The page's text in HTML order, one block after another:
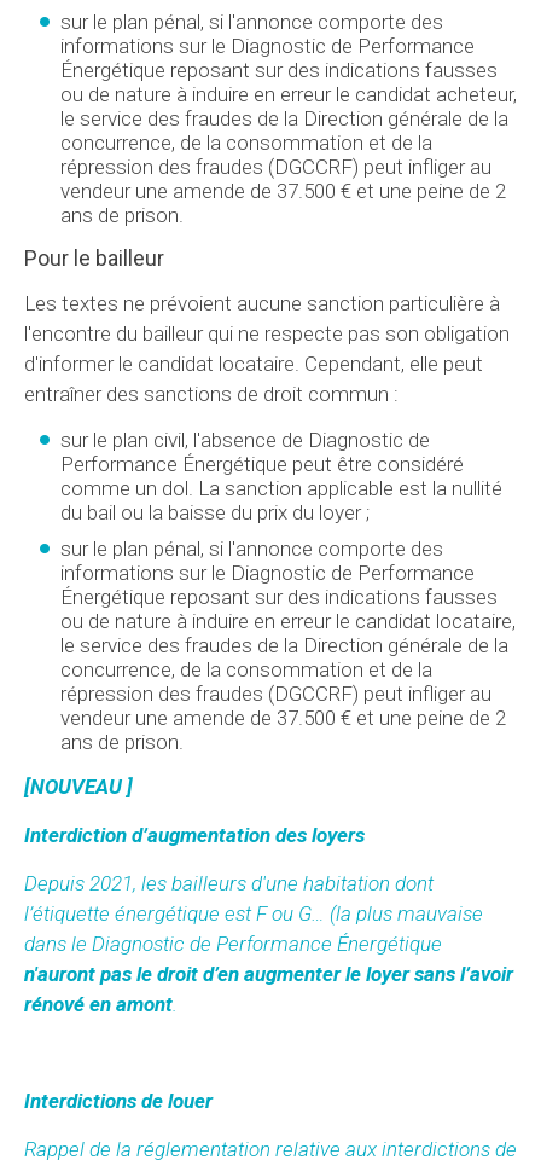
sur le plan pénal, si l'annonce comporte des
informations sur le Diagnostic de Performance
Énergétique reposant sur des indications fausses
ou de nature à induire en erreur le candidat acheteur,
le service des fraudes de la Direction générale de la
concurrence, de la consommation et de la
répression des fraudes (DGCCRF) peut infliger au
vendeur une amende de 37.500 € et une peine de 2
ans de prison.
Pour le bailleur
Les textes ne prévoient aucune sanction particulière à
l'encontre du bailleur qui ne respecte pas son obligation
d'informer le candidat locataire. Cependant, elle peut
entraîner des sanctions de droit commun :
sur le plan civil, l'absence de Diagnostic de
Performance Énergétique peut être considéré
comme un dol. La sanction applicable est la nullité
du bail ou la baisse du prix du loyer ;
sur le plan pénal, si l'annonce comporte des
informations sur le Diagnostic de Performance
Énergétique reposant sur des indications fausses
ou de nature à induire en erreur le candidat locataire,
le service des fraudes de la Direction générale de la
concurrence, de la consommation et de la
répression des fraudes (DGCCRF) peut infliger au
vendeur une amende de 37.500 € et une peine de 2
ans de prison.
[NOUVEAU ]
Interdiction d’augmentation des loyers
Depuis 2021, les bailleurs d'une habitation dont
l’étiquette énergétique est F ou G… (la plus mauvaise
dans le Diagnostic de Performance Énergétique
n'auront pas le droit d’en augmenter le loyer sans l’avoir
rénové en amont.
Interdictions de louer
Rappel de la réglementation relative aux interdictions de